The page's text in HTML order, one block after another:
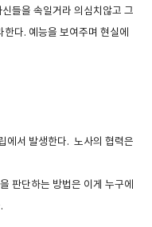
들을 속일거라 의심치않고 그
한다. 예능을 보여주며 현실에
에서 발생한다. 노사의 협력은
판단하는 방법은 이게 누구에
.